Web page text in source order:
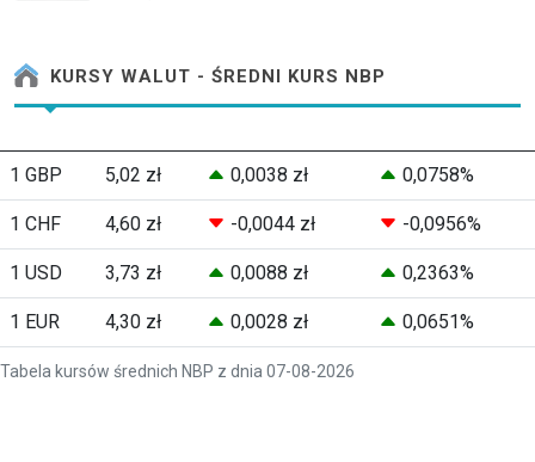
KURSY WALUT - ŚREDNI KURS NBP
Tabela kursów średnich NBP z dnia 07-08-2026
1 GBP 5,02 zł 0,0038 zł 0,0758%
1 CHF 4,60 zł -0,0044 zł -0,0956%
1 USD 3,73 zł 0,0088 zł 0,2363%
1 EUR 4,30 zł 0,0028 zł 0,0651%